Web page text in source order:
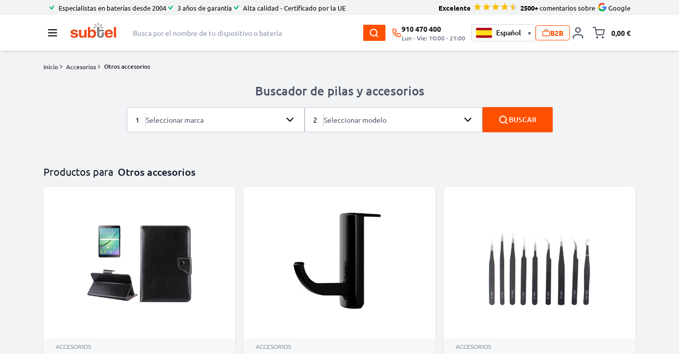
Especialistas en baterías desde 2004 3 años de garantía Alta calidad - Certificado por la UE Excelente 2500+comentarios sobre Google
910 470 400
Lun - Vie: 10:00 - 21:00
▾ B2B 0,00 €
Inicio Accesorios Otros accesorios
Buscador de pilas y accesorios
1 Seleccionar marca 2 Seleccionar modelo BUSCAR
Productos para Otros accesorios
ACCESORIOS ACCESORIOS ACCESORIOS